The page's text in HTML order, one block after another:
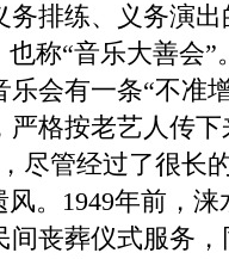
务排练、义务演
称“音乐大善会
会有一条“不准
严格按老艺人传
尽管经过了很长
。1949年前，
间丧葬仪式服务